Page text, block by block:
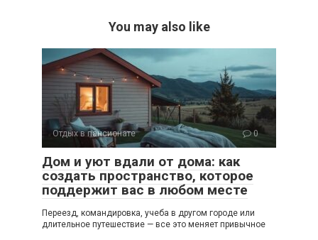
You may also like
Отдых в пансионате 0
Дом и уют вдали от дома: как
создать пространство, которое
поддержит вас в любом месте
Переезд, командировка, учеба в другом городе или
длительное путешествие — все это меняет привычное